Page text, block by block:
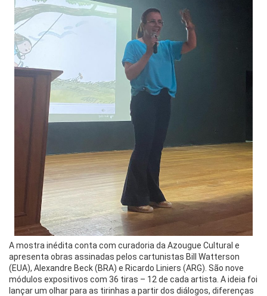
A mostra inédita conta com curadoria da Azougue Cultural e
apresenta obras assinadas pelos cartunistas Bill Watterson
(EUA), Alexandre Beck (BRA) e Ricardo Liniers (ARG). São nove
módulos expositivos com 36 tiras – 12 de cada artista. A ideia foi
lançar um olhar para as tirinhas a partir dos diálogos, diferenças